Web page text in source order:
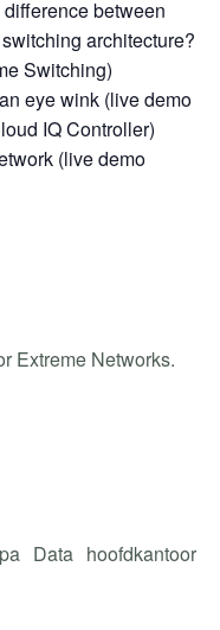
difference between
architecture?
Switching)
eye wink (live demo
IQ Controller)
(live demo
Extreme Networks.
Data hoofdkantoor